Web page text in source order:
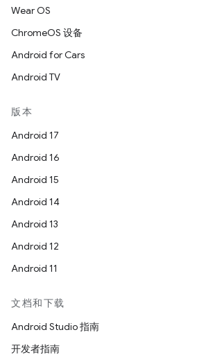
Wear OS
ChromeOS 设备
Android for Cars
Android TV
版本
Android 17
Android 16
Android 15
Android 14
Android 13
Android 12
Android 11
文档和下载
Android Studio 指南
开发者指南